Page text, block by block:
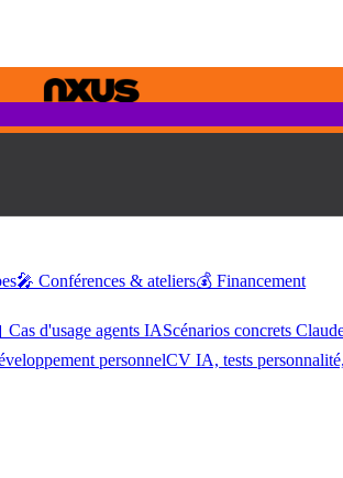
🎤 Conférences & ateliers💰 Financement
Cas d'usage agents IAScénarios concrets
personnelCV IA, tests